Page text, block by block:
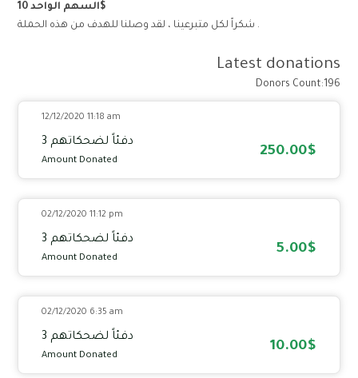
السهم الواحد 10$
شكراً لكل متبرعينا ، لقد وصلنا للهدف من هذه الحملة .
Latest donations
Donors Count:196
12/12/2020 11:18 am
دفئاً لضحكاتهم 3
Amount Donated
250.00$
02/12/2020 11:12 pm
دفئاً لضحكاتهم 3
Amount Donated
5.00$
02/12/2020 6:35 am
دفئاً لضحكاتهم 3
Amount Donated
10.00$